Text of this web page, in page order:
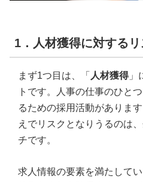
1．人材獲得に対する
まず1つ目は、「 人材獲得」
トです。人事の仕事のひと
るための採用活動がありま
えでリスクとなりうるのは
チです。
求人情報の要素を満たして